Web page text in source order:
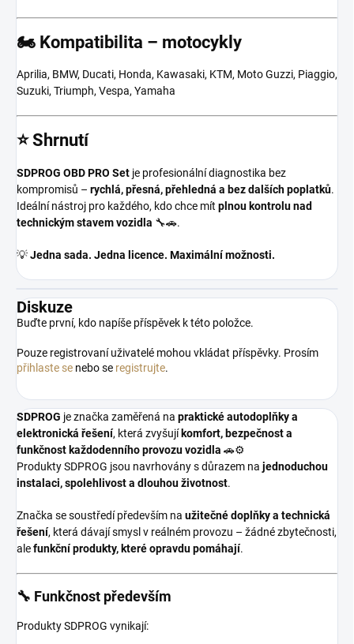
🏍️ Kompatibilita – motocykly
Aprilia, BMW, Ducati, Honda, Kawasaki, KTM, Moto Guzzi, Piaggio,
Suzuki, Triumph, Vespa, Yamaha
⭐ Shrnutí
SDPROG OBD PRO Set je profesionální diagnostika bez
kompromisů – rychlá, přesná, přehledná a bez dalších poplatků.
Ideální nástroj pro každého, kdo chce mít plnou kontrolu nad
technickým stavem vozidla 🔧🚗.
💡Jedna sada. Jedna licence. Maximální možnosti.
Diskuze
Buďte první, kdo napíše příspěvek k této položce.
Pouze registrovaní uživatelé mohou vkládat příspěvky. Prosím
přihlaste se nebo se registrujte.
SDPROG je značka zaměřená na praktické autodoplňky a
elektronická řešení, která zvyšují komfort, bezpečnost a
funkčnost každodenního provozu vozidla 🚗⚙️
Produkty SDPROG jsou navrhovány s důrazem na jednoduchou
instalaci, spolehlivost a dlouhou životnost.
Značka se soustředí především na užitečné doplňky a technická
řešení, která dávají smysl v reálném provozu – žádné zbytečnosti,
alefunkční produkty, které opravdu pomáhají.
🔧 Funkčnost především
Produkty SDPROG vynikají: